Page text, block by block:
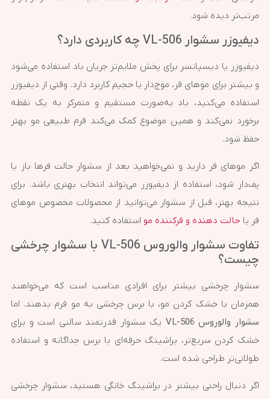
مرتب‌تر دیده شود.
دیفیوزر سشوار VL-506 چه کاربردی دارد؟
دیفیوزر یا دیسپانسر برای پخش ملایم‌تر جریان باد استفاده می‌شود
و بیشتر برای موهای فر، موج‌دار یا حجیم کاربرد دارد. وقتی از دیفیوزر
استفاده می‌کنید، باد به‌صورت مستقیم و متمرکز به یک نقطه
برخورد نمی‌کند و همین موضوع کمک می‌کند فرم طبیعی مو بهتر
حفظ شود.
اگر موهای فر دارید و نمی‌خواهید بعد از سشوار حالت فرها باز یا
پف‌دار شود، استفاده از دیفیوزر می‌تواند انتخاب بهتری باشد. برای
نتیجه بهتر، قبل از سشوار می‌توانید از محصولات مخصوص موهای
فر یا حالت دهنده و فرکننده مو استفاده کنید.
تفاوت سشوار والوروس VL-506 با سشوار چرخشی
چیست؟
سشوار چرخشی بیشتر برای افرادی مناسب است که می‌خواهند
همزمان با خشک کردن مو، با برس چرخشی به مو فرم بدهند. اما
سشوار والوروس VL-506
یک سشوار قدرتمند سالنی است و برای
خشک کردن سریع‌تر، براشینگ حرفه‌ای با برس جداگانه و استفاده
طولانی‌تر طراحی شده است.
اگر دنبال راحتی بیشتر در براشینگ خانگی هستید، سشوار چرخشی